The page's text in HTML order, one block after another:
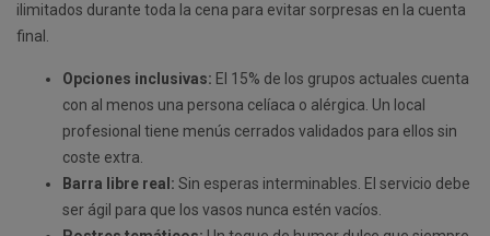
ilimitados durante toda la cena para evitar sorpresas en la cuenta
final.
Opciones inclusivas: El 15% de los grupos actuales cuenta
con al menos una persona celíaca o alérgica. Un local
profesional tiene menús cerrados validados para ellos sin
coste extra.
Barra libre real: Sin esperas interminables. El servicio debe
ser ágil para que los vasos nunca estén vacíos.